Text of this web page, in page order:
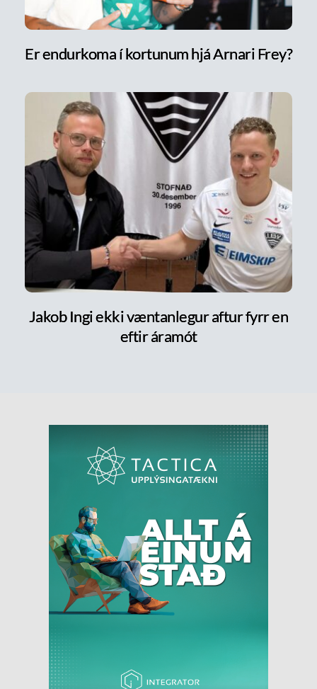
Er endurkoma í kortunum hjá Arnari Frey?
Jakob Ingi ekki væntanlegur aftur fyrr en
eftir áramót